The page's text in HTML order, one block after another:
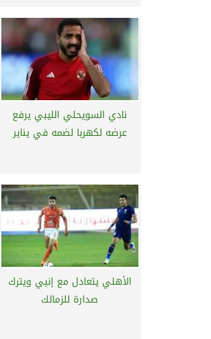
نادي السويحلي الليبي يرفع
عرضه لكهربا لضمه في يناير
الأهلي يتعادل مع إنبي ويترك
صدارة للزمالك